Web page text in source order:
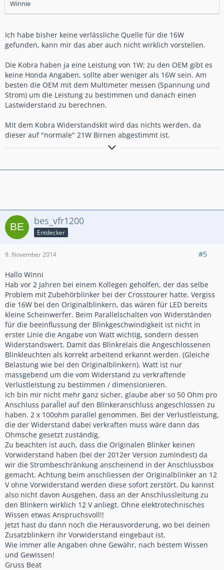
Winnie
Ich habe bisher keine verlässliche Quelle für die 16W
gefunden, kann mir das aber auch nicht wirklich vorstellen.
Die Kobra haben ja eine Leistung von 1W; zu den OEM gibt es
keine Honda Angaben, sollte aber weniger als 16W sein. Am
besten die OEM mit dem Multimeter messen (Spannung und
Strom) um die Leistung zu bestimmen und danach einen
Lastwiderstand zu berechnen.
Mit dem Kobra Widerstandskit wird das nichts werden, da
dieser auf "normale" 21W Birnen abgestimmt ist.
Wenn nicht jetzt... wann dann?
bes_vfr1200
Entdecker
9. November 2014 #5
Hallo Winni
Hab vor 2 Jahren bei einem Kollegen geholfen, der das selbe
Problem mit Zubehörblinker bei der Crosstourer hatte. Vergiss
die 16W bei den Originalblinkern, das wären für LED bereits
kleine Scheinwerfer. Beim Parallelschalten von Widerständen
für die beeinflussung der Blinkgeschwindigkeit ist nicht in
erster Linie die Angabe von Watt wichtig, sondern dessen
Widerstandswert. Damit das Blinkrelais die Angeschlossenen
Blinkleuchten als korrekt arbeitend erkannt werden. (Gleiche
Belastung wie bei den Originalblinkern). Watt ist nur
massgebend um die vom Widerstand zu verkraftende
Verlustleistung zu bestimmen / dimensionieren.
Ich bin mir nicht mehr ganz sicher, glaube aber so 50 Ohm pro
Anschluss paraĺlel auf den Blinkeranschluss angeschlossen zu
haben. 2 x 100ohm parallel genommen. Bei der Verlustleistung,
die der Widerstand dabei verkraften muss wäre dann das
Ohmsche gesetzt zuständig.
Zu beachten ist auch, dass die Originalen Blinker keinen
Vorwiderstand haben (bei der 2012er Version zumindest) da
wir die Strombeschränkung anscheinend in der Anschlussbox
gemacht. Achtung beim anschliessen der Originalblinker an 12
V ohne Vorwiderstand werden diese sofort zerstört. Du kannst
also nicht davon Ausgehen, dass an der Anschlussleitung zu
den Blinkern wirklich 12 V anliegt. Ohne elektrotechnisches
Wissen etwas Anspruchsvoll!!
Jetzt hast du dann noch die Herausvorderung, wo bei deinen
Zusatzblinkern ihr Vorwiderstand eingebaut ist.
Wie immer alle Angaben ohne Gewähr, nach bestem Wissen
und Gewissen!
Gruss Beat